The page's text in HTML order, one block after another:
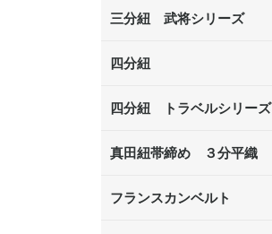
三分紐 武将シリーズ
四分紐
四分紐 トラベルシリーズ
真田紐帯締め ３分平織
フランスカンベルト